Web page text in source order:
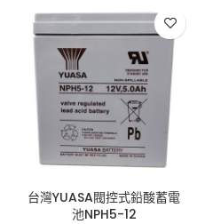
台灣YUASA閥控式鉛酸蓄電
池NPH5-12